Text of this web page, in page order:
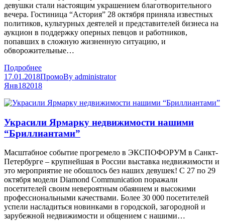
девушки стали настоящим украшением благотворительного
вечера. Гостиница “Астория” 28 октября приняла известных
политиков, культурных деятелей и представителей бизнеса на
аукцион в поддержку оперных певцов и работников,
попавших в сложную жизненную ситуацию, и
обворожительные…
Подробнее
17.01.2018ПромоBy administrator
Янв182018
Украсили Ярмарку недвижимости нашими
“Бриллиантами”
Масштабное событие прогремело в ЭКСПОФОРУМ в Санкт-
Петербурге – крупнейшая в России выставка недвижимости и
это мероприятие не обошлось без наших девушек! С 27 по 29
октября модели Diamond Communication поражали
посетителей своим невероятным обаянием и высокими
профессиональными качествами. Более 30 000 посетителей
успели насладиться новинками в городской, загородной и
зарубежной недвижимости и общением с нашими…